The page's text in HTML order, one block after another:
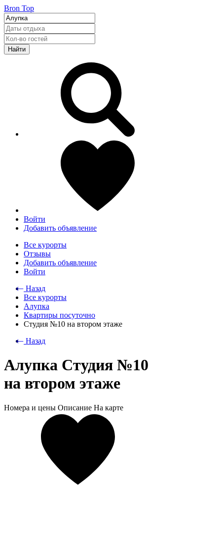
Bron Top
Найти
Войти
Добавить объявление
Все курорты
Отзывы
Добавить объявление
Войти
⃪ Назад
Все курорты
Алупка
Квартиры посуточно
Студия №10 на втором этаже
⃪ Назад
Алупка Студия №10
на втором этаже
Номера и цены Описание На карте